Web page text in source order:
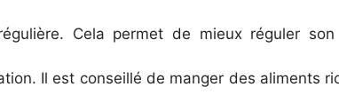
Cela permet de mieux réguler
Il est conseillé de manger des aliments